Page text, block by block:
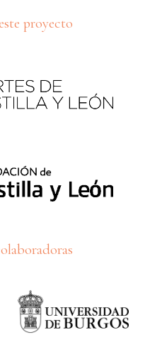
proyecto